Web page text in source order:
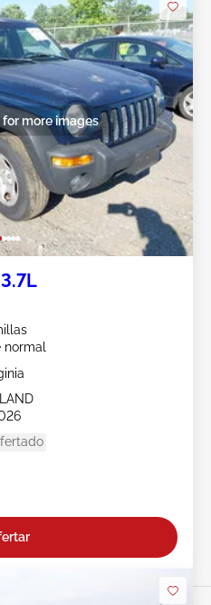
more images
normal